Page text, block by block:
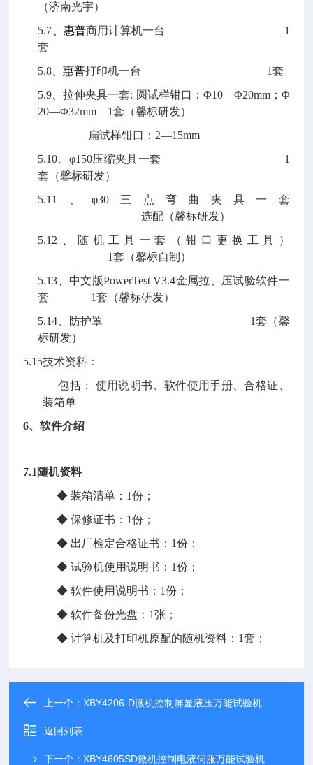
（济南光宇）
5.7 、惠普商用计算机一台 1
套
5.8、惠普打印机一台 1套
5.9 、拉伸夹具一套: 圆试样钳口：Φ10—Φ20mm；Φ
20—Φ32mm 1套（馨标研发）
扁试样钳口：2—15mm
5.10、φ150压缩夹具一套 1
套（馨标研发）
5.11、φ30三点弯曲夹具一套
选配（馨标研发）
5.12
随机工具一套（钳口更换工具）
1套（馨标自制）
5.13
中文版PowerTest V3.4金属拉、压试验软件一
套 1套（馨标研发）
5.14、防护罩 1套（馨
标研发）
5.15技术资料：
包括： 使用说明书、软件使用手册、合格证、
装箱单
6、软件介绍
7.1 随机资料
◆ 装箱清单：1份；
◆ 保修证书：1份；
◆ 出厂检定合格证书：1份；
◆ 试验机使用说明书：1份；
◆ 软件使用说明书：1份；
◆ 软件备份光盘：1张；
◆ 计算机及打印机原配的随机资料：1套；
上一个：XBY4206-D微机控制屏显液压万能试验机
返回列表
下一个：XBY4605SD微机控制电液伺服万能试验机